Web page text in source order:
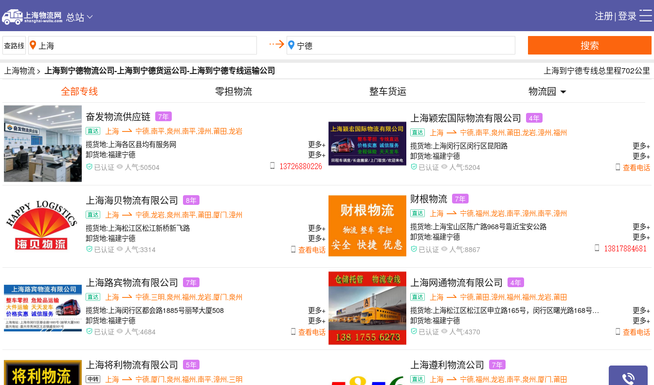
总站 注册|登录
搜索
上海到宁德专线总里程702公里
上海物流> 上海到宁德物流公司-上海到宁德货运公司-上海到宁德专线运输公司
全部专线 零担物流 整车货运
物流园
奋发物流供应链
7年
上海
宁德,南平,泉州,南平,漳州,莆田,龙岩
揽货地: 上海各区县均有服务网
更多+
卸货地:福建宁德 更多+
已认证 人气:50504
上海颖宏国际物流有限公司 4年
上海
宁德,南平,泉州,莆田,龙岩,漳州,福州
揽货地: 上海闵行区闵行区昆阳路
更多+
卸货地:福建宁德 更多+
已认证 人气:5204 查看电话
上海海贝物流有限公司 8年
上海
宁德,龙岩,泉州,南平,莆田,厦门,漳州
揽货地: 上海松江区松江新桥新飞路
更多+
卸货地:福建宁德 更多+
已认证 人气:3314 查看电话
财根物流 7年
上海
宁德,福州,龙岩,南平,漳州,南平,漳州
揽货地: 上海宝山区陈广路968号靠近宝安公路
更多+
卸货地:福建宁德 更多+
已认证 人气:8867
上海路宾物流有限公司 7年
上海
宁德,三明,泉州,福州,龙岩,厦门,泉州
揽货地: 上海闵行区都会路1885号丽琴大厦508
更多+
卸货地:福建宁德 更多+
已认证 人气:4684 查看电话
上海网通物流有限公司 4年
上海
宁德,莆田,漳州,福州,福州,龙岩,莆田
揽货地: 上海松江区松江区申立路165号，闵行区曙光路168号，
浦东区申江南路555号
更多+
卸货地:福建宁德 更多+
已认证 人气:4370 查看电话
上海将利物流有限公司 5年
上海
宁德,厦门,泉州,福州,南平,漳州,三明
上海遵利物流公司 7年
上海
宁德,福州,龙岩,南平,泉州,厦门,莆田